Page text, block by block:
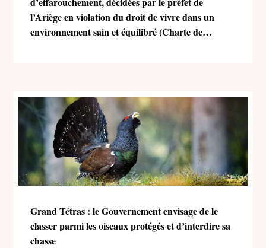
l’Ariège en violation du droit de vivre dans un
environnement sain et équilibré (Charte de
Grand Tétras : le Gouvernement envisage de le
classer parmi les oiseaux protégés et d’interdire sa
chasse